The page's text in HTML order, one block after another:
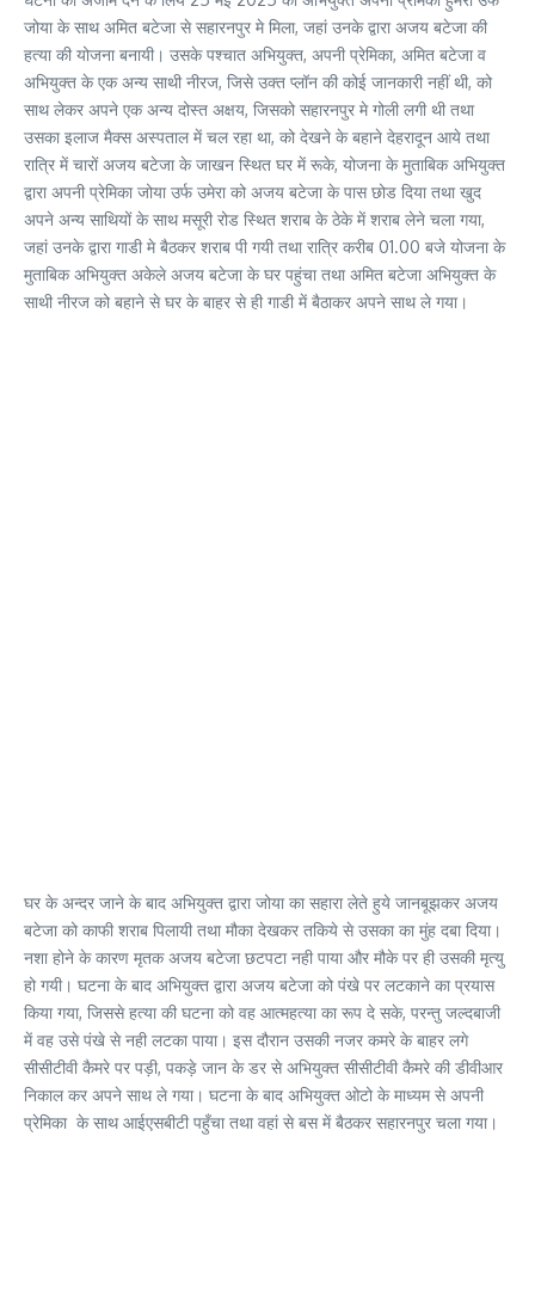
जोया के साथ अमित बटेजा से सहारनपुर मे मिला, जहां उनके द्वारा अजय बटेजा की
हत्या की योजना बनायी। उसके पश्चात अभियुक्त, अपनी प्रेमिका, अमित बटेजा व
अभियुक्त के एक अन्य साथी नीरज, जिसे उक्त प्लॉन की कोई जानकारी नहीं थी, को
साथ लेकर अपने एक अन्य दोस्त अक्षय, जिसको सहारनपुर मे गोली लगी थी तथा
उसका इलाज मैक्स अस्पताल में चल रहा था, को देखने के बहाने देहरादून आये तथा
रात्रि में चारों अजय बटेजा के जाखन स्थित घर में रूके, योजना के मुताबिक अभियुक्त
द्वारा अपनी प्रेमिका जोया उर्फ उमेरा को अजय बटेजा के पास छोड दिया तथा खुद
अपने अन्य साथियों के साथ मसूरी रोड स्थित शराब के ठेके में शराब लेने चला गया,
जहां उनके द्वारा गाडी मे बैठकर शराब पी गयी तथा रात्रि करीब 01.00 बजे योजना के
मुताबिक अभियुक्त अकेले अजय बटेजा के घर पहुंचा तथा अमित बटेजा अभियुक्त के
साथी नीरज को बहाने से घर के बाहर से ही गाडी में बैठाकर अपने साथ ले गया।
घर के अन्दर जाने के बाद अभियुक्त द्वारा जोया का सहारा लेते हुये जानबूझकर अजय
बटेजा को काफी शराब पिलायी तथा मौका देखकर तकिये से उसका का मुंह दबा दिया।
नशा होने के कारण मृतक अजय बटेजा छटपटा नही पाया और मौके पर ही उसकी मृत्यु
हो गयी। घटना के बाद अभियुक्त द्वारा अजय बटेजा को पंखे पर लटकाने का प्रयास
किया गया, जिससे हत्या की घटना को वह आत्महत्या का रूप दे सके, परन्तु जल्दबाजी
में वह उसे पंखे से नही लटका पाया। इस दौरान उसकी नजर कमरे के बाहर लगे
सीसीटीवी कैमरे पर पड़ी, पकड़े जान के डर से अभियुक्त सीसीटीवी कैमरे की डीवीआर
निकाल कर अपने साथ ले गया। घटना के बाद अभियुक्त ओटो के माध्यम से अपनी
प्रेमिका के साथ आईएसबीटी पहुँचा तथा वहां से बस में बैठकर सहारनपुर चला गया।